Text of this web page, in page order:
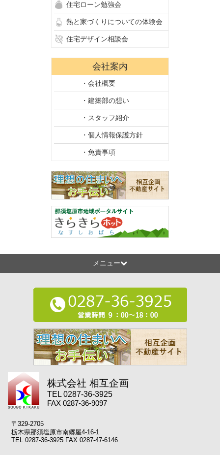
住宅ローン勉強会
熱と家づくりについての体験会
住宅デザイン相談会
会社案内
・会社概要
・建築部の想い
・スタッフ紹介
・個人情報保護方針
・免責事項
メニュー
株式会社 相互企画
TEL 0287-36-3925
FAX 0287-36-9097
〒329-2705
栃木県那須塩原市南郷屋4-16-1
TEL 0287-36-3925 FAX 0287-47-6146